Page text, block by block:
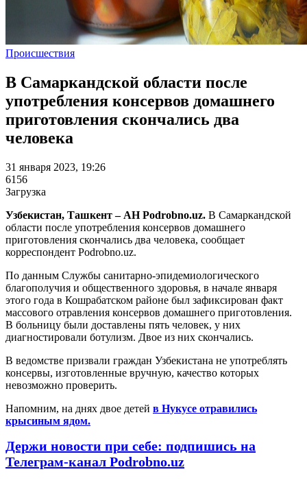
Происшествия
В Самаркандской области после
употребления консервов домашнего
приготовления скончались два
человека
31 января 2023, 19:26
6156
Загрузка
Узбекистан, Ташкент – АН Podrobno.uz. В Самаркандской
области после употребления консервов домашнего
приготовления скончались два человека, сообщает
корреспондент Podrobno.uz.
По данным Службы санитарно-эпидемиологического
благополучия и общественного здоровья, в начале января
этого года в Кошрабатском районе был зафиксирован факт
массового отравления консервов домашнего приготовления.
В больницу были доставлены пять человек, у них
диагностировали ботулизм. Двое из них скончались.
В ведомстве призвали граждан Узбекистана не употреблять
консервы, изготовленные вручную, качество которых
невозможно проверить.
Напомним, на днях двое детей в Нукусе отравились
крысиным ядом.
Держи новости при себе: подпишись на
Телеграм-канал Podrobno.uz